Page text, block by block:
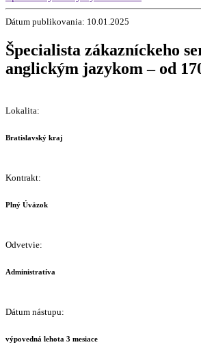
Dátum publikovania: 10.01.2025
Špecialista zákazníckeho
anglickým jazykom – od
Lokalita:
Bratislavský kraj
Kontrakt:
Plný Úväzok
Odvetvie:
Administratíva
Dátum nástupu:
výpovedná lehota 3 mesiace